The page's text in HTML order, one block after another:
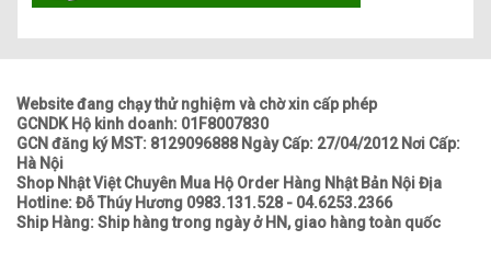
Website đang chạy thử nghiệm và chờ xin cấp phép
GCNDK Hộ kinh doanh: 01F8007830
GCN đăng ký MST: 8129096888 Ngày Cấp: 27/04/2012 Nơi Cấp:
Hà Nội
Shop Nhật Việt Chuyên Mua Hộ Order Hàng Nhật Bản Nội Địa
Hotline: Đỗ Thúy Hương 0983.131.528 - 04.6253.2366
Ship Hàng: Ship hàng trong ngày ở HN, giao hàng toàn quốc